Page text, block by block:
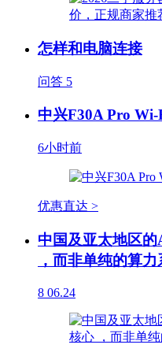
怎样和电脑连接
问答 5
中兴F30A Pro
6小时前
优惠直达 >
中国及亚太地区
，而非单纯的算力
8 06.24